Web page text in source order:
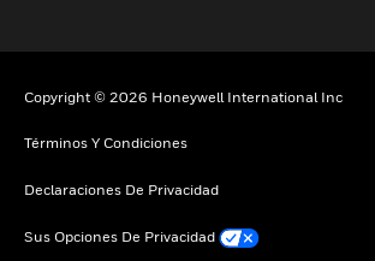
Copyright © 2026 Honeywell International Inc
Términos Y Condiciones
Declaraciones De Privacidad
Sus Opciones De Privacidad